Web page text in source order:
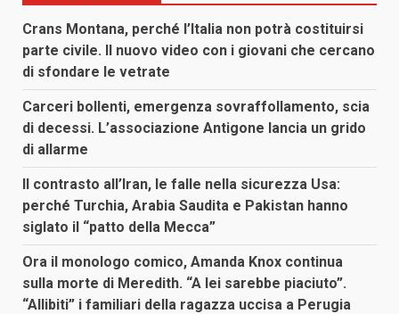
Crans Montana, perché l’Italia non potrà costituirsi
parte civile. Il nuovo video con i giovani che cercano
di sfondare le vetrate
Carceri bollenti, emergenza sovraffollamento, scia
di decessi. L’associazione Antigone lancia un grido
di allarme
Il contrasto all’Iran, le falle nella sicurezza Usa:
perché Turchia, Arabia Saudita e Pakistan hanno
siglato il “patto della Mecca”
Ora il monologo comico, Amanda Knox continua
sulla morte di Meredith. “A lei sarebbe piaciuto”.
“Allibiti” i familiari della ragazza uccisa a Perugia